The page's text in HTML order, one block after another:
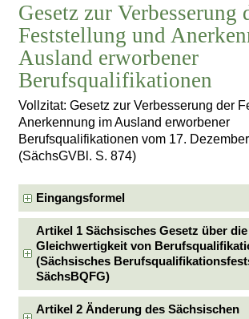
Gesetz zur Verbesserung
Feststellung und
Ausland erworbener
Berufsqualifikationen
Vollzitat: Gesetz zur Verbesserung der
Anerkennung im Ausland erworbener
Berufsqualifikationen vom 17.
(SächsGVBl. S. 874)
Eingangsformel
Artikel 1 Sächsisches Gesetz über
Gleichwertigkeit von
(Sächsisches
SächsBQFG)
Artikel 2 Änderung des Sächsischen